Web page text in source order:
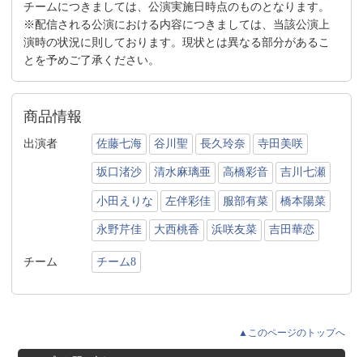
チームにつきましては、公演実施日時点のものとなります。
※配信される公演における内容につきましては、当該公演上
演時の状況に則しております。現状とは異なる部分があるこ
とを予めご了承ください。
商品情報
出演者 佐藤七海 谷川聖 長久玲奈 寺田美咲
坂口渚沙 清水麻璃亜 高橋彩音 吉川七瀬
小田えりな 左伴彩佳 服部有菜 橋本陽菜
永野芹佳 大西桃香 浜咲友菜 吉田華恋
チーム チーム8
▲このページのトップへ